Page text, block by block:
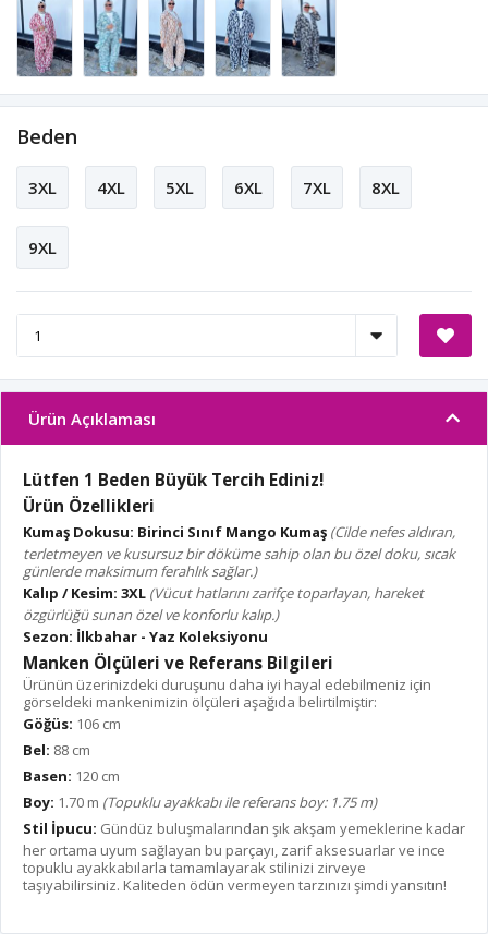
Beden
3XL 4XL 5XL 6XL 7XL 8XL
9XL
Ürün Açıklaması
Lütfen 1 Beden Büyük Tercih Ediniz!
Ürün Özellikleri
Kumaş Dokusu: Birinci Sınıf Mango Kumaş (Cilde nefes aldıran,
terletmeyen ve kusursuz bir döküme sahip olan bu özel doku, sıcak
günlerde maksimum ferahlık sağlar.)
Kalıp / Kesim: 3XL (Vücut hatlarını zarifçe toparlayan, hareket
özgürlüğü sunan özel ve konforlu kalıp.)
Sezon: İlkbahar - Yaz Koleksiyonu
Manken Ölçüleri ve Referans Bilgileri
Ürünün üzerinizdeki duruşunu daha iyi hayal edebilmeniz için
görseldeki mankenimizin ölçüleri aşağıda belirtilmiştir:
Göğüs: 106 cm
Bel: 88 cm
Basen: 120 cm
Boy: 1.70 m (Topuklu ayakkabı ile referans boy: 1.75 m)
Stil İpucu: Gündüz buluşmalarından şık akşam yemeklerine kadar
her ortama uyum sağlayan bu parçayı, zarif aksesuarlar ve ince
topuklu ayakkabılarla tamamlayarak stilinizi zirveye
taşıyabilirsiniz. Kaliteden ödün vermeyen tarzınızı şimdi yansıtın!